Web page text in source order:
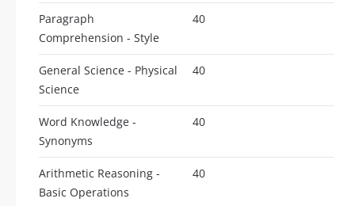
Paragraph
Comprehension - Style
40
General Science - Physical
Science
40
Word Knowledge -
Synonyms
40
Arithmetic Reasoning -
Basic Operations
40